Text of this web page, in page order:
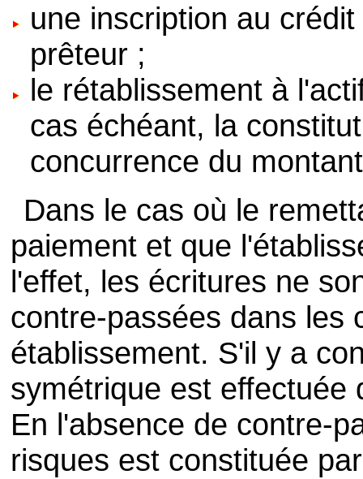
une inscription au
prêteur ;
le rétablissement à
cas échéant, la
concurrence du
Dans le cas où le
paiement et que
l'effet, les écritures ne
contre-passées dans les
établissement. S'il y a
symétrique est effectuée
En l'absence de contre-
risques est constituée